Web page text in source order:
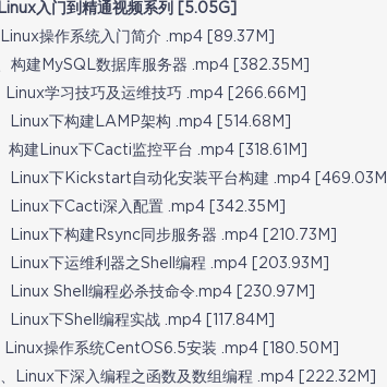
入门到精通视频系列 [5.05G]
Linux操作系统入门简介 .mp4 [89.37M]
构建MySQL数据库服务器 .mp4 [382.35M]
、Linux学习技巧及运维技巧 .mp4 [266.66M]
、Linux下构建LAMP架构 .mp4 [514.68M]
构建Linux下Cacti监控平台 .mp4 [318.61M]
Linux下Kickstart自动化安装平台构建 .mp4 [469.03M]
、Linux下Cacti深入配置 .mp4 [342.35M]
、Linux下构建Rsync同步服务器 .mp4 [210.73M]
、Linux下运维利器之Shell编程 .mp4 [203.93M]
、Linux Shell编程必杀技命令.mp4 [230.97M]
Linux下Shell编程实战 .mp4 [117.84M]
Linux操作系统CentOS6.5安装 .mp4 [180.50M]
Linux下深入编程之函数及数组编程 .mp4 [222.32M]